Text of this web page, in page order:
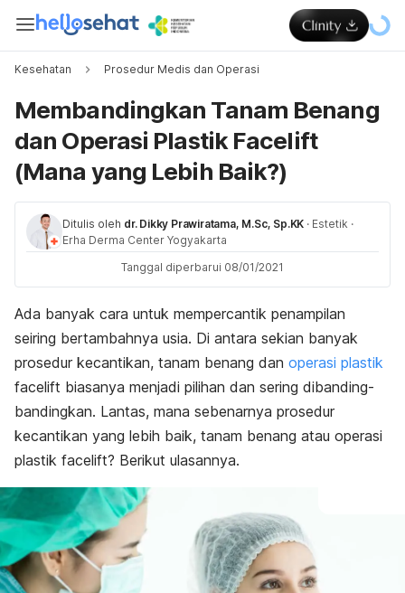
Kesehatan Prosedur Medis dan Operasi
Membandingkan Tanam Benang
dan Operasi Plastik Facelift
(Mana yang Lebih Baik?)
Ditulis oleh dr. Dikky Prawiratama, M.Sc, Sp.KK · Estetik ·
Erha Derma Center Yogyakarta
Tanggal diperbarui 08/01/2021
Ada banyak cara untuk mempercantik penampilan
seiring bertambahnya usia. Di antara sekian banyak
prosedur kecantikan, tanam benang dan operasi plastik
facelift biasanya menjadi pilihan dan sering dibanding-
bandingkan. Lantas, mana sebenarnya prosedur
kecantikan yang lebih baik, tanam benang atau operasi
plastik facelift? Berikut ulasannya.